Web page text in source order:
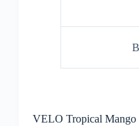
VELO Tropical Mango